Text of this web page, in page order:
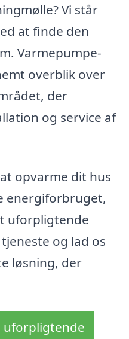
Vi står
at finde den
Varmepumpe-
overblik over
der
og service af
opvarme dit hus
energiforbruget,
uforpligtende
og lad os
løsning, der
uforpligtende